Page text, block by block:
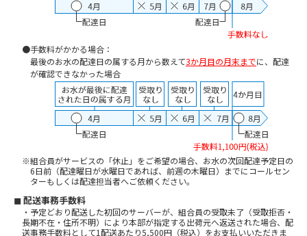
●手数料がかかる場合：
最後のお水の配達日の属する月から数えて3か月目の月末までに、配達
が確認できなかった場合
※組合員がサービスの「休止」をご希望の場合、お水の次回配達予定日の
6日前（配達曜日が水曜日であれば、前週の木曜日）までにコールセン
ターもしくは配達担当者へご依頼ください。
◼ 配送事務手数料
・予定どおり配送した初回のサーバーが、組合員の受取未了（受取拒否・
長期不在・住所不明）により本部が指定する出荷元へ返送された場合、配
送事務手数料として1配送あたり5,500円（税込）をお支払いいただきま